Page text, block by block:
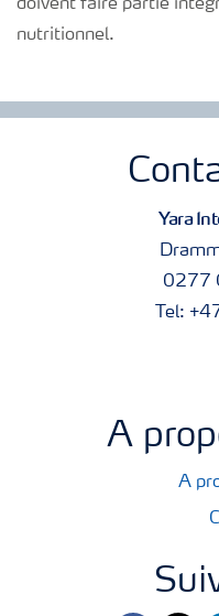
doivent faire partie
nutritionnel.
Yara
0277
Tel:
A
A